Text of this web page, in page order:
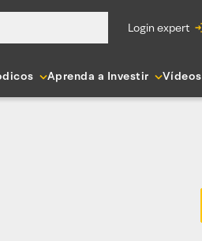
login expert
Aprenda a Investir Vídeos